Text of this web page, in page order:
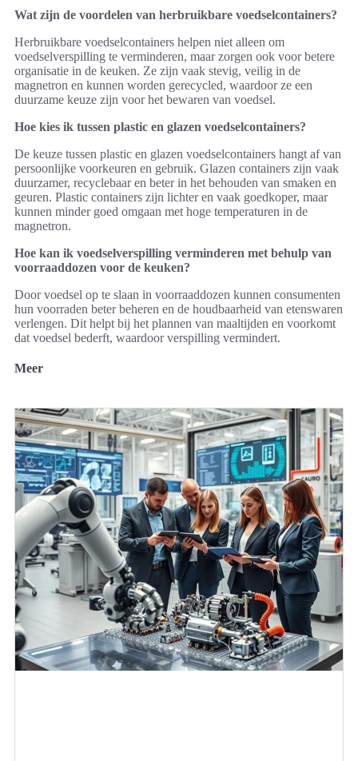
Wat zijn de voordelen van herbruikbare voedselcontainers?
Herbruikbare voedselcontainers helpen niet alleen om
voedselverspilling te verminderen, maar zorgen ook voor betere
organisatie in de keuken. Ze zijn vaak stevig, veilig in de
magnetron en kunnen worden gerecycled, waardoor ze een
duurzame keuze zijn voor het bewaren van voedsel.
Hoe kies ik tussen plastic en glazen voedselcontainers?
De keuze tussen plastic en glazen voedselcontainers hangt af van
persoonlijke voorkeuren en gebruik. Glazen containers zijn vaak
duurzamer, recyclebaar en beter in het behouden van smaken en
geuren. Plastic containers zijn lichter en vaak goedkoper, maar
kunnen minder goed omgaan met hoge temperaturen in de
magnetron.
Hoe kan ik voedselverspilling verminderen met behulp van
voorraaddozen voor de keuken?
Door voedsel op te slaan in voorraaddozen kunnen consumenten
hun voorraden beter beheren en de houdbaarheid van etenswaren
verlengen. Dit helpt bij het plannen van maaltijden en voorkomt
dat voedsel bederft, waardoor verspilling vermindert.
Meer